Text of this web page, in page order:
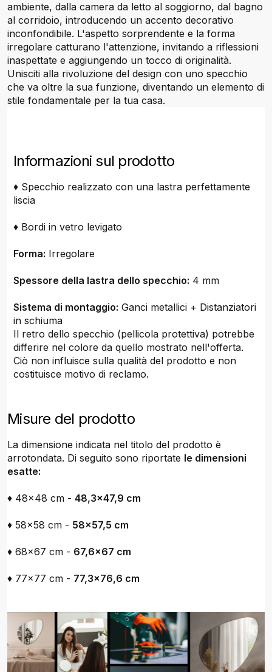
ambiente, dalla camera da letto al soggiorno, dal bagno
al corridoio, introducendo un accento decorativo
inconfondibile. L'aspetto sorprendente e la forma
irregolare catturano l'attenzione, invitando a riflessioni
inaspettate e aggiungendo un tocco di originalità.
Unisciti alla rivoluzione del design con uno specchio
che va oltre la sua funzione, diventando un elemento di
stile fondamentale per la tua casa.
Informazioni sul prodotto
♦ Specchio realizzato con una lastra perfettamente
liscia
♦ Bordi in vetro levigato
Forma: Irregolare
Spessore della lastra dello specchio: 4 mm
Sistema di montaggio: Ganci metallici + Distanziatori
in schiuma
Il retro dello specchio (pellicola protettiva) potrebbe
differire nel colore da quello mostrato nell'offerta.
Ciò non influisce sulla qualità del prodotto e non
costituisce motivo di reclamo.
Misure del prodotto
La dimensione indicata nel titolo del prodotto è
arrotondata. Di seguito sono riportate le dimensioni
esatte:
♦ 48x48 cm - 48,3x47,9 cm
♦ 58x58 cm - 58x57,5 cm
♦ 68x67 cm - 67,6x67 cm
♦ 77x77 cm - 77,3x76,6 cm